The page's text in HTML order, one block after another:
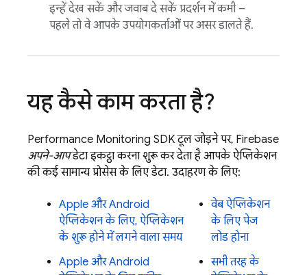
इन्हें देख सकें और जवाब दे सकें प्रदर्शन में कमी –
पहले तो वे आपके उपयोगकर्ताओं पर असर डालते हैं.
यह कैसे काम करता है?
Performance Monitoring SDK टूल जोड़ने पर, Firebase
अपने-आपडेटा इकट्ठा करना शुरू कर देता है आपके ऐप्लिकेशन
की कई सामान्य प्रोसेस के लिए डेटा. उदाहरण के लिए:
Apple और Android
ऐप्लिकेशन के लिए, ऐप्लिकेशन
के शुरू होने में लगने वाला समय
Apple और Android
वेब ऐप्लिकेशन
के लिए पेज
लोड होना
सभी तरह के